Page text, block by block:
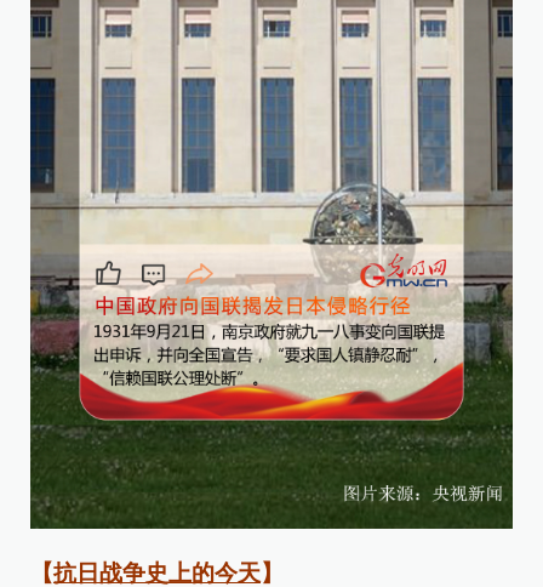
【抗日战争史上的今天】